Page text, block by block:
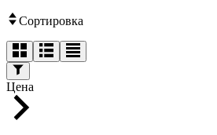
Сортировка
Цена